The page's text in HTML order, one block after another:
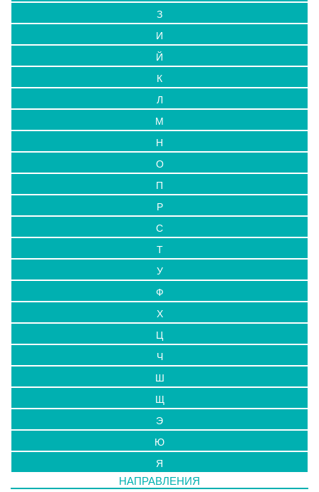
З
И
Й
К
Л
М
Н
О
П
Р
С
Т
У
Ф
Х
Ц
Ч
Ш
Щ
Э
Ю
Я
НАПРАВЛЕНИЯ